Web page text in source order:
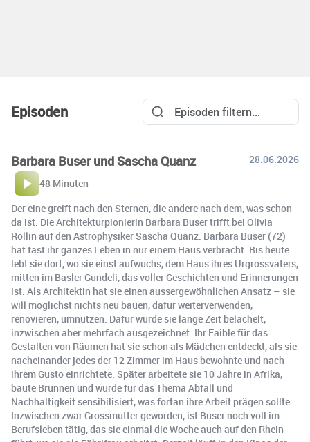
Episoden
Barbara Buser und Sascha Quanz
28.06.2026
48 Minuten
Der eine greift nach den Sternen, die andere nach dem, was schon
da ist. Die Architekturpionierin Barbara Buser trifft bei Olivia
Röllin auf den Astrophysiker Sascha Quanz. Barbara Buser (72)
hat fast ihr ganzes Leben in nur einem Haus verbracht. Bis heute
lebt sie dort, wo sie einst aufwuchs, dem Haus ihres Urgrossvaters,
mitten im Basler Gundeli, das voller Geschichten und Erinnerungen
ist. Als Architektin hat sie einen aussergewöhnlichen Ansatz – sie
will möglichst nichts neu bauen, dafür weiterverwenden,
renovieren, umnutzen. Dafür wurde sie lange Zeit belächelt,
inzwischen aber mehrfach ausgezeichnet. Ihr Faible für das
Gestalten von Räumen hat sie schon als Mädchen entdeckt, als sie
nacheinander jedes der 12 Zimmer im Haus bewohnte und nach
ihrem Gusto einrichtete. Später arbeitete sie 10 Jahre in Afrika,
baute Brunnen und wurde für das Thema Abfall und
Nachhaltigkeit sensibilisiert, was fortan ihre Arbeit prägen sollte.
Inzwischen zwar Grossmutter geworden, ist Buser noch voll im
Berufsleben tätig, das sie einmal die Woche auch auf den Rhein